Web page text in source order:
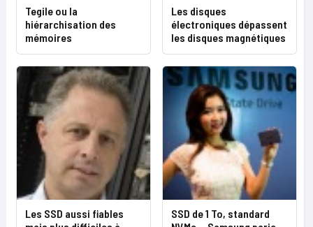
Tegile ou la
hiérarchisation des
mémoires
Les disques
électroniques dépassent
les disques magnétiques
Les SSD aussi fiables
SSD de 1 To, standard